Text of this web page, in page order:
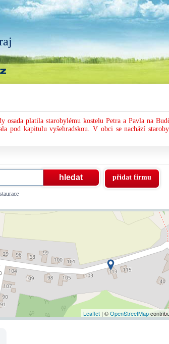
platila starobylému kostelu Petra a Pavla na
pod kapitulu vyšehradskou. V obci se nachází
přidat firmu
Leaflet | ©OpenStreetMap